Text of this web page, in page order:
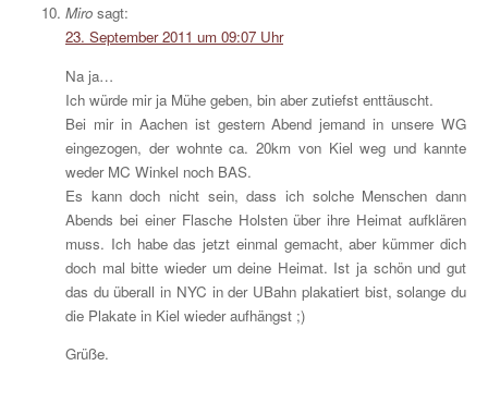
Miro sagt:
23. September 2011 um 09:07 Uhr
Na ja…
Ich würde mir ja Mühe geben, bin aber zutiefst enttäuscht.
Bei mir in Aachen ist gestern Abend jemand in unsere WG
eingezogen, der wohnte ca. 20km von Kiel weg und kannte
weder MC Winkel noch BAS.
Es kann doch nicht sein, dass ich solche Menschen dann
Abends bei einer Flasche Holsten über ihre Heimat aufklären
muss. Ich habe das jetzt einmal gemacht, aber kümmer dich
doch mal bitte wieder um deine Heimat. Ist ja schön und gut
das du überall in NYC in der UBahn plakatiert bist, solange du
die Plakate in Kiel wieder aufhängst ;)
Grüße.